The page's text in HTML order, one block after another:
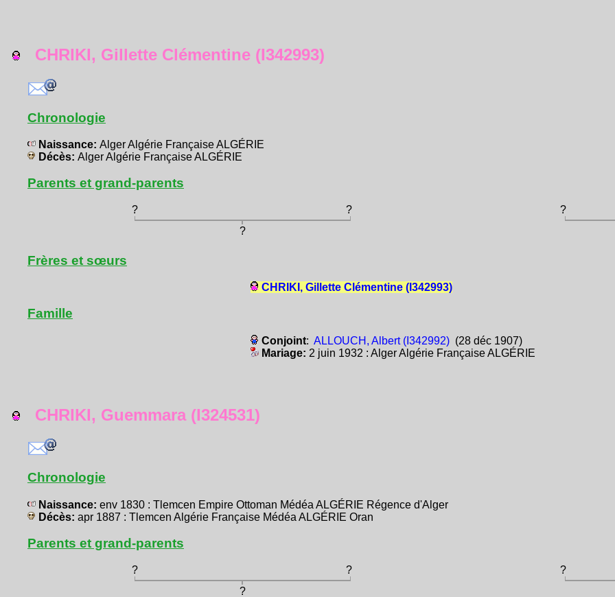
CHRIKI, Gillette Clémentine (I342993)
Chronologie
Naissance: Alger Algérie Française ALGÉRIE
Décès: Alger Algérie Française ALGÉRIE
Parents et grand-parents
? ?
?
?
Frères et sœurs
CHRIKI, Gillette Clémentine (I342993)
Famille
Conjoint:ALLOUCH, Albert (I342992) (28 déc 1907)
Mariage: 2 juin 1932 : Alger Algérie Française ALGÉRIE
CHRIKI, Guemmara (I324531)
Chronologie
Naissance: env 1830 : Tlemcen Empire Ottoman Médéa ALGÉRIE Régence d'Alger
Décès: apr 1887 : Tlemcen Algérie Française Médéa ALGÉRIE Oran
Parents et grand-parents
? ?
?
?